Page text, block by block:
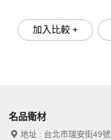
加入比較 +
名品衛材
地址 : 台北市瑞安街49號